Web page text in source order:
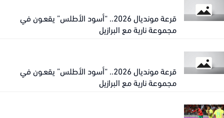
قرعة مونديال 2026.. “أسود الأطلس” يقعـون في
مجموعة نارية مع البرازيل
قرعة مونديال 2026.. “أسود الأطلس” يقعـون في
مجموعة نارية مع البرازيل